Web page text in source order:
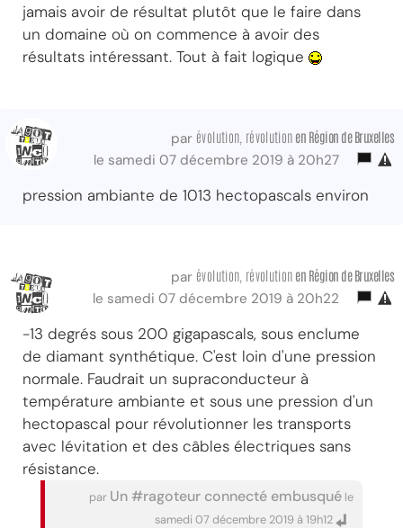
jamais avoir de résultat plutôt que le faire dans
un domaine où on commence à avoir des
résultats intéressant. Tout à fait logique
par évolution, révolution en Région de Bruxelles
le samedi 07 décembre 2019 à 20h27
pression ambiante de 1013 hectopascals environ
par évolution, révolution en Région de Bruxelles
le samedi 07 décembre 2019 à 20h22
-13 degrés sous 200 gigapascals, sous enclume
de diamant synthétique. C'est loin d'une pression
normale. Faudrait un supraconducteur à
température ambiante et sous une pression d'un
hectopascal pour révolutionner les transports
avec lévitation et des câbles électriques sans
résistance.
par Un #ragoteur connecté embusqué le
samedi 07 décembre 2019 à 19h12